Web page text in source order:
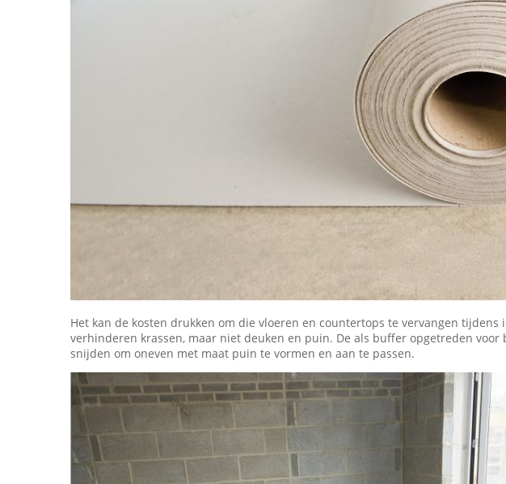
Het kan de kosten drukken om die vloeren en countertops te vervangen
verhinderen krassen, maar niet deuken en puin. De als buffer opgetreden
snijden om oneven met maat puin te vormen en aan te passen.